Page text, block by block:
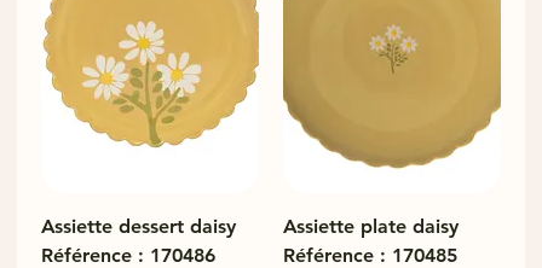
Assiette dessert daisy
Référence : 170486
Assiette plate daisy
Référence : 170485